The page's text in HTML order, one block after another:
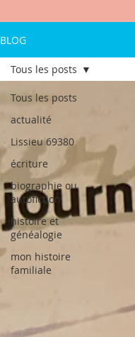
BLOG
Tous les posts
actualité
Lissieu 69380
écriture
biographie ou
autofiction
histoire et
généalogie
mon histoire
familiale
Tous les posts